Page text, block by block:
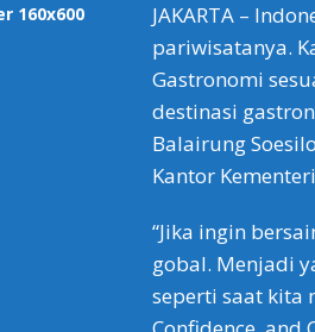
JAKARTA –
pariwisatanya.
Gastronomi
destinasi
Balairung
Kantor
“Jika ingin
gobal. Menjadi
seperti saat kita